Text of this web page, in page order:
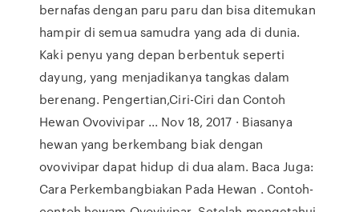
bernafas dengan paru paru dan bisa ditemukan
hampir di semua samudra yang ada di dunia.
Kaki penyu yang depan berbentuk seperti
dayung, yang menjadikanya tangkas dalam
berenang. Pengertian,Ciri-Ciri dan Contoh
Hewan Ovovivipar ... Nov 18, 2017 · Biasanya
hewan yang berkembang biak dengan
ovovivipar dapat hidup di dua alam. Baca Juga:
Cara Perkembangbiakan Pada Hewan . Contoh-